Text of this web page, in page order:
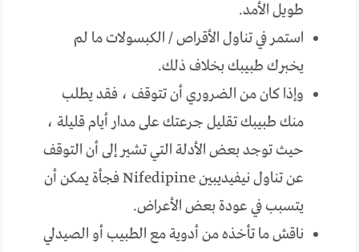
طويل الأمد.
استمر في تناول الأقراص / الكبسولات ما لم
يخبرك طبيبك بخلاف ذلك.
وإذا كان من الضروري أن تتوقف ، فقد يطلب
منك طبيبك تقليل جرعتك على مدار أيام قليلة ،
حيث توجد بعض الأدلة التي تشير إلى أن التوقف
عن تناول نيفيديبين Nifedipine فجأة يمكن أن
يتسبب في عودة بعض الأعراض.
ناقش ما تأخذه من أدوية مع الطبيب أو الصيدلي